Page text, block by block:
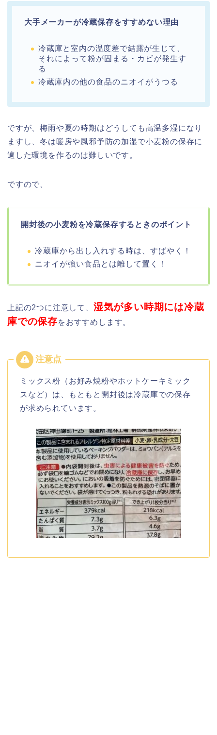
大手メーカーが冷蔵保存をすすめない理由
冷蔵庫と室内の温度差で結露が生じて、
それによって粉が固まる・カビが発生す
る
冷蔵庫内の他の食品のニオイがうつる
ですが、梅雨や夏の時期はどうしても高温多湿になり
ますし、冬は暖房や風邪予防の加湿で小麦粉の保存に
適した環境を作るのは難しいです。
ですので、
開封後の小麦粉を冷蔵保存するときのポイント
冷蔵庫から出し入れする時は、すばやく！
ニオイが強い食品とは離して置く！
上記の2つに注意して、 湿気が多い時期には冷蔵
庫での保存をおすすめします。
ミックス粉（ お好み焼粉やホットケーキミック
スなど）は、もともと 開封後は冷蔵庫での保存
が求められています。